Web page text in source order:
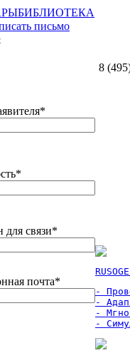
БИБЛИОТЕКА
8
для связи*
почта*
-
-
-
-